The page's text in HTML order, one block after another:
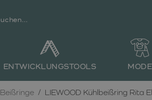
ENTWICKLUNGSTOOLS MODE
Beißringe LIEWOOD Kühlbeißring Rita